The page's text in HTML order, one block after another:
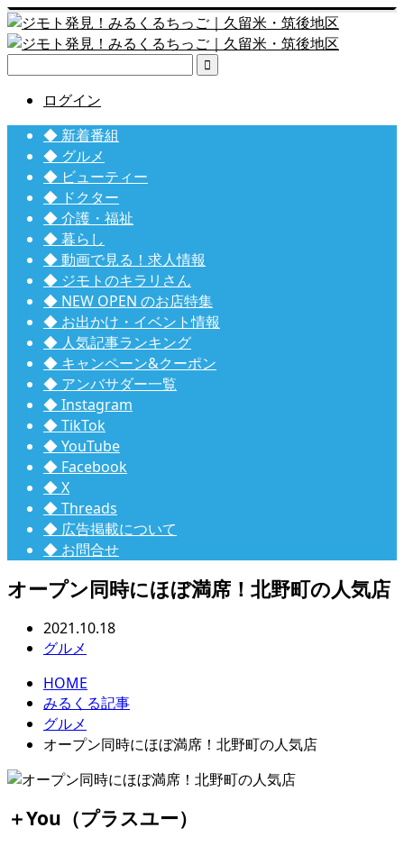

ログイン
◆ 新着番組
◆ グルメ
◆ ビューティー
◆ ドクター
◆ 介護・福祉
◆ 暮らし
◆ 動画で見る！求人情報
◆ ジモトのキラリさん
◆ NEW OPEN のお店特集
◆ お出かけ・イベント情報
◆ 人気記事ランキング
◆ キャンペーン&クーポン
◆ アンバサダー一覧
◆ Instagram
◆ TikTok
◆ YouTube
◆ Facebook
◆ X
◆ Threads
◆ 広告掲載について
◆ お問合せ
オープン同時にほぼ満席！北野町の人気店
2021.10.18
グルメ
HOME
みるくる記事
グルメ
オープン同時にほぼ満席！北野町の人気店
＋You（プラスユー）